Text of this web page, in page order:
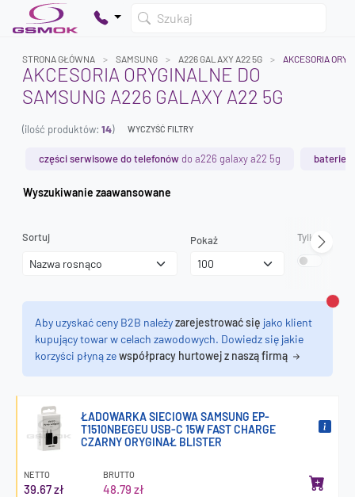
Szukaj
Dodaj produkty, aby kontynuować.
STRONA GŁÓWNA SAMSUNG A226 GALAXY A22 5G AKCESORIA
AKCESORIA ORYGINALNE DO
SAMSUNG A226 GALAXY A22 5G
(ilość produktów: 14) WYCZYŚĆ FILTRY
części serwisowe do telefonów do a226 galaxy a22 5g baterie
Wyszukiwanie zaawansowane
Sortuj Pokaż Tylko
Aby uzyskać ceny B2B należyzarejestrować się jako klient
kupujący towar w celach zawodowych. Dowiedz się jakie
korzyści płyną zewspółpracy hurtowej z naszą firmą
ŁADOWARKA SIECIOWA SAMSUNG EP-
T1510NBEGEU USB-C 15W FAST CHARGE
CZARNY ORYGINAŁ BLISTER
NETTO
39.67 zł
BRUTTO
48.79 zł